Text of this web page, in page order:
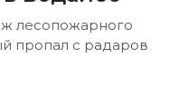
лесопожарного
пропал с радаров